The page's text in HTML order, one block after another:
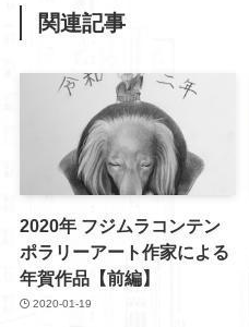
関連記事
2020年 フジムラコンテン
ポラリーアート作家による
年賀作品【前編】
2020-01-19